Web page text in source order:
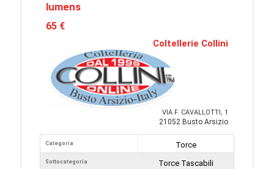
lumens
65 €
Coltellerie Collini
VIA F. CAVALLOTTI, 1
21052 Busto Arsizio
Categoria
Sottocategoria
Torce
Torce Tascabili